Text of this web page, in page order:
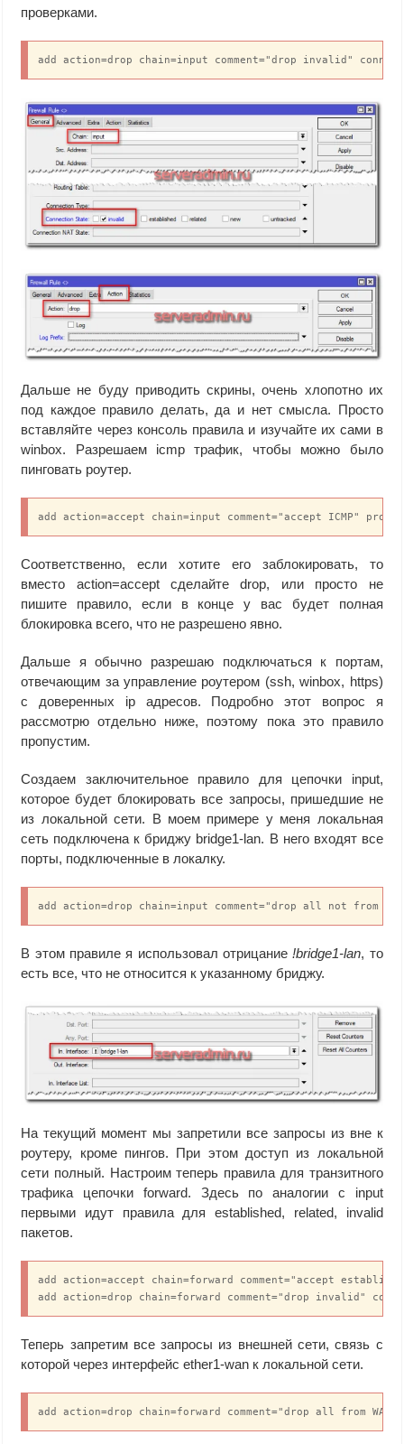
проверками.
add action=drop chain=input comment="drop invalid"
Дальше не буду приводить скрины, очень хлопотно их
под каждое правило делать, да и нет смысла. Просто
вставляйте через консоль правила и изучайте их сами в
winbox. Разрешаем icmp трафик, чтобы можно было
пинговать роутер.
add action=accept chain=input comment="accept ICMP"
Соответственно, если хотите его заблокировать, то
вместо action=accept сделайте drop, или просто не
пишите правило, если в конце у вас будет полная
блокировка всего, что не разрешено явно.
Дальше я обычно разрешаю подключаться к портам,
отвечающим за управление роутером (ssh, winbox, https)
с доверенных ip адресов. Подробно этот вопрос я
рассмотрю отдельно ниже, поэтому пока это правило
пропустим.
Создаем заключительное правило для цепочки input,
которое будет блокировать все запросы, пришедшие не
из локальной сети. В моем примере у меня локальная
сеть подключена к бриджу bridge1-lan. В него входят все
порты, подключенные в локалку.
add action=drop chain=input comment="drop all not from
В этом правиле я использовал отрицание!bridge1-lan, то
есть все, что не относится к указанному бриджу.
На текущий момент мы запретили все запросы из вне к
роутеру, кроме пингов. При этом доступ из локальной
сети полный. Настроим теперь правила для транзитного
трафика цепочки forward. Здесь по аналогии с input
первыми идут правила для established, related, invalid
пакетов.
add action=accept chain=forward comment="accept
add action=drop chain=forward comment="drop invalid"
Теперь запретим все запросы из внешней сети, связь с
которой через интерфейс ether1-wan к локальной сети.
add action=drop chain=forward comment="drop all from